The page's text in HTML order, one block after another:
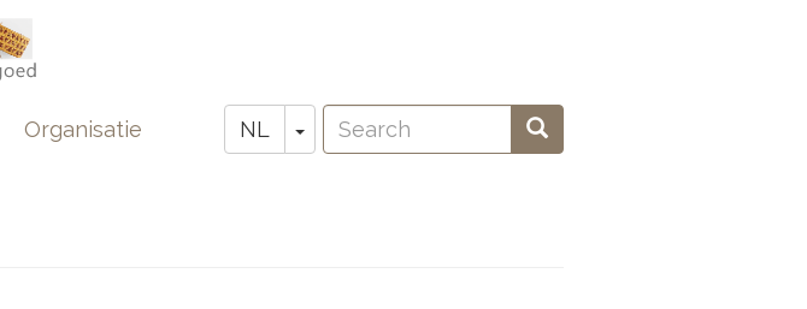
NL Toggle Dropdown
Zoeken
Search Search
Organisatie